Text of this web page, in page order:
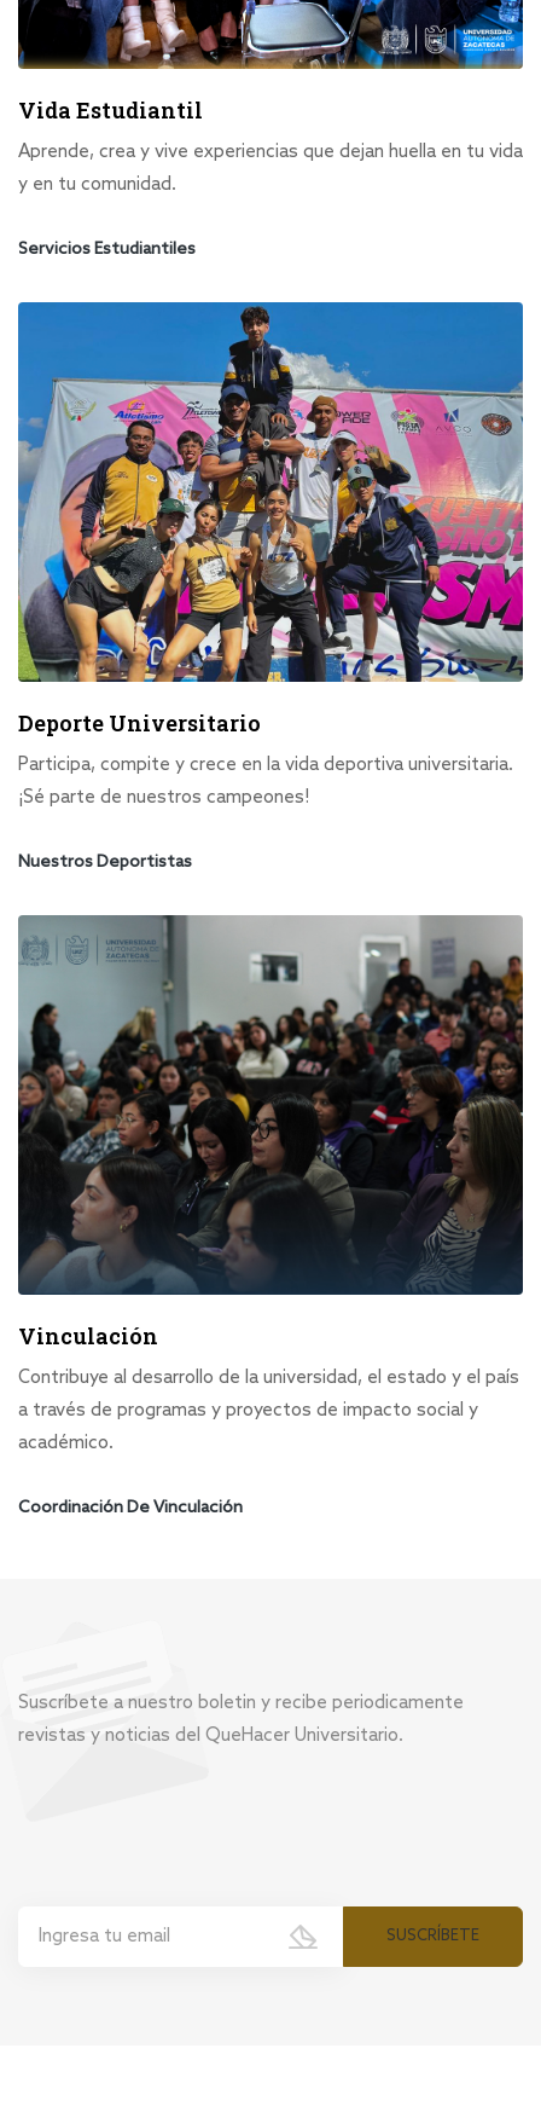
Vida Estudiantil
Aprende, crea y vive experiencias que dejan huella en tu vida
y en tu comunidad.
Servicios Estudiantiles
Deporte Universitario
Participa, compite y crece en la vida deportiva universitaria.
¡Sé parte de nuestros campeones!
Nuestros Deportistas
Vinculación
Contribuye al desarrollo de la universidad, el estado y el país
a través de programas y proyectos de impacto social y
académico.
Coordinación De Vinculación
Suscríbete a nuestro boletin y recibe periodicamente
revistas y noticias del QueHacer Universitario.